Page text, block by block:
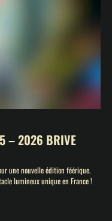
– 2026 BRIVE
une nouvelle édition féérique.
lumineux unique en France !